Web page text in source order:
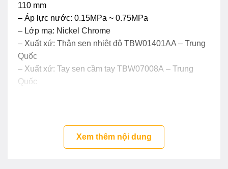
110 mm
– Áp lực nước: 0.15MPa ~ 0.75MPa
– Lớp mạ: Nickel Chrome
– Xuất xứ: Thân sen nhiệt độ TBW01401AA – Trung
Quốc
– Xuất xứ: Tay sen cầm tay TBW07008A – Trung
Quốc
Tính năng vòi sen cây TBW01401AA-
TBW07008A TOTOXem thêm nội dung